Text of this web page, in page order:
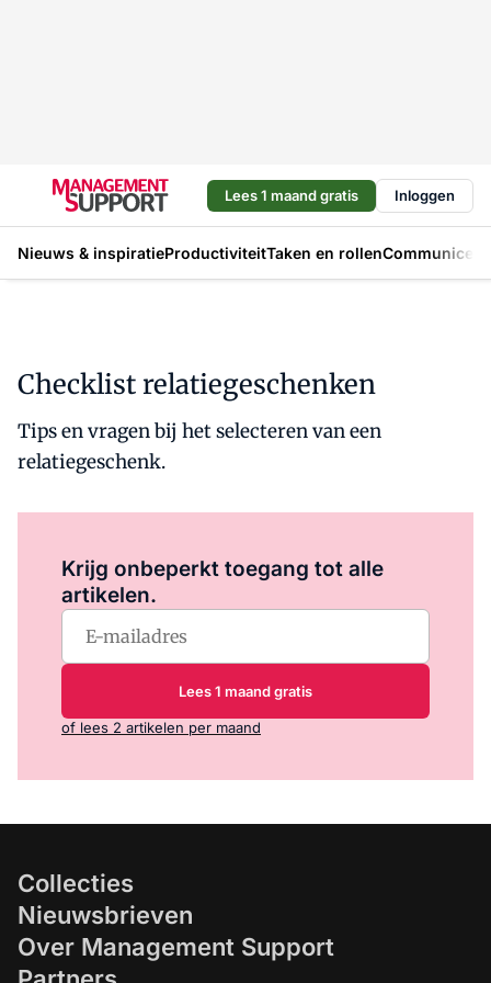
Lees 1 maand gratis Inloggen
Nieuws & inspiratieProductiviteitTaken en rollen
Checklist relatiegeschenken
Tips en vragen bij het selecteren van een
relatiegeschenk.
Krijg onbeperkt toegang tot alle
artikelen.
Lees 1 maand gratis
of lees 2 artikelen per maand
Collecties
Nieuwsbrieven
Over Management Support